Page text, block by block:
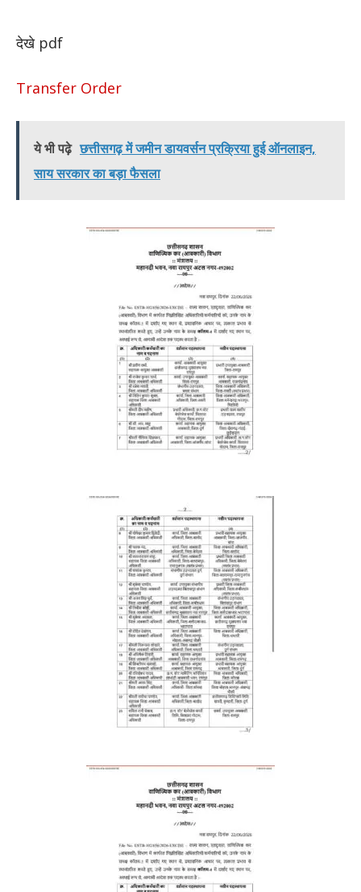
देखे pdf
Transfer Order
ये भी पढ़े छत्तीसगढ़ में जमीन डायवर्सन प्रक्रिया हुई ऑनलाइन,
साय सरकार का बड़ा फैसला